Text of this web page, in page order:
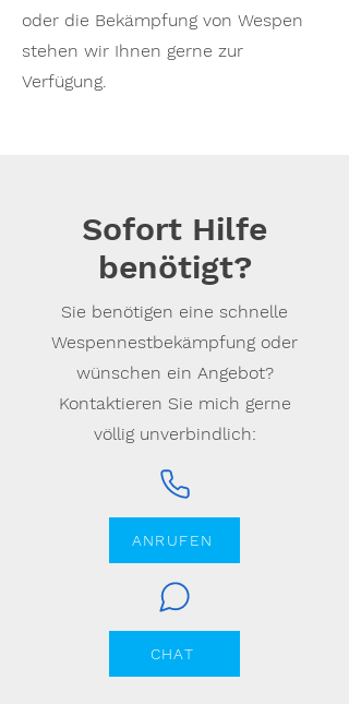
oder die Bekämpfung von Wespen
stehen wir Ihnen gerne zur
Verfügung.
Sofort Hilfe
benötigt?
Sie benötigen eine schnelle
Wespennestbekämpfung oder
wünschen ein Angebot?
Kontaktieren Sie mich gerne
völlig unverbindlich:
ANRUFEN
CHAT